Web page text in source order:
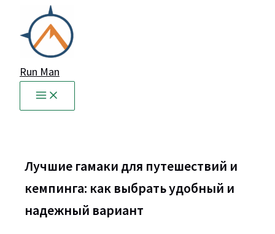
содержимому
Run Man
Лучшие гамаки для путешествий и
кемпинга: как выбрать удобный и
надежный вариант